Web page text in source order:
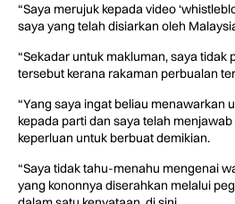
“Saya merujuk kepada video
saya yang telah disiarkan oleh
“Sekadar untuk makluman, saya tidak
tersebut kerana rakaman perbualan
“Yang saya ingat beliau menawarkan
kepada parti dan saya telah
keperluan untuk berbuat demikian.
“Saya tidak tahu-menahu mengenai
yang kononnya diserahkan melalui